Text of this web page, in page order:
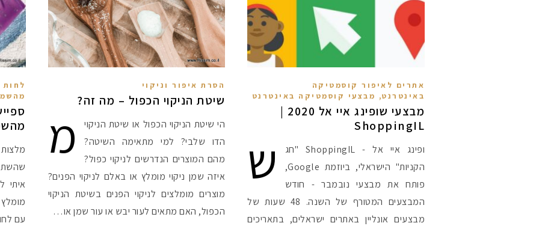
אתרים לאיפור קוסמטיקה
באינטרנט, מבצעי קוסמטיקה באינטרנט
מבצעי שופינג איי אל 2020 |
ShoppingIL
ש
ופינג איי אל - ShoppingIL "חג
הקניות" הישראלי, ביוזמת Google,
פותח את מבצעי נובמבר - חודש
המבצעים המטורף של השנה. 48 שעות של
מבצעים אונליין באתרים ישראלים, בתאריכים
הסרת איפור וניקוי
שיטת הניקוי הכפול – מה זה?
מ
הי שיטת הניקוי הכפול או שיטת הניקוי
הדו שלבי? למי מתאימה השיטה?
מהם המוצרים הנדרשים לניקוי כפול?
איזה שמן ניקוי מומלץ או באלם לניקוי הפנים?
מוצרים מומלצים לניקוי הפנים בשיטת הניקוי
הכפול, האם מתאים לעור יבש או עור שמן או…
לחות
איתי
עם